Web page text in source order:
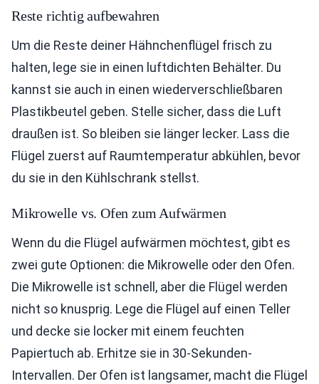
Reste richtig aufbewahren
Um die Reste deiner Hähnchenflügel frisch zu
halten, lege sie in einen luftdichten Behälter. Du
kannst sie auch in einen wiederverschließbaren
Plastikbeutel geben. Stelle sicher, dass die Luft
draußen ist. So bleiben sie länger lecker. Lass die
Flügel zuerst auf Raumtemperatur abkühlen, bevor
du sie in den Kühlschrank stellst.
Mikrowelle vs. Ofen zum Aufwärmen
Wenn du die Flügel aufwärmen möchtest, gibt es
zwei gute Optionen: die Mikrowelle oder den Ofen.
Die Mikrowelle ist schnell, aber die Flügel werden
nicht so knusprig. Lege die Flügel auf einen Teller
und decke sie locker mit einem feuchten
Papiertuch ab. Erhitze sie in 30-Sekunden-
Intervallen. Der Ofen ist langsamer, macht die Flügel